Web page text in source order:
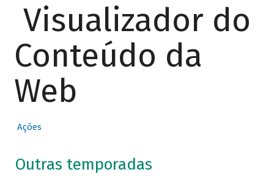
Visualizador do
Conteúdo da
Web
Ações
Outras temporadas